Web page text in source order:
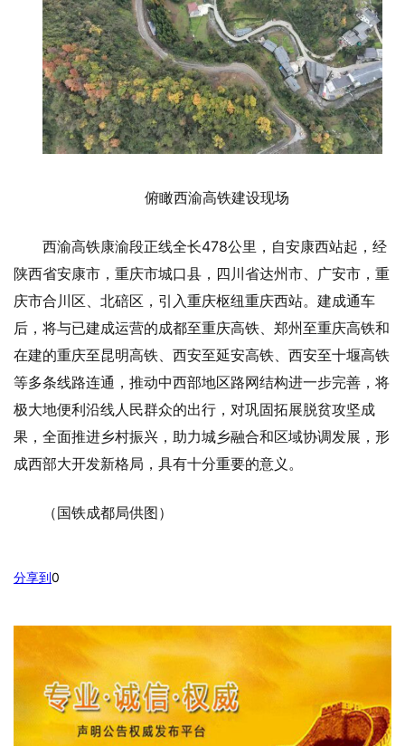
俯瞰西渝高铁建设现场
西渝高铁康渝段正线全长478公里，自安康西站起，经
陕西省安康市，重庆市城口县，四川省达州市、广安市，重
庆市合川区、北碚区，引入重庆枢纽重庆西站。建成通车
后，将与已建成运营的成都至重庆高铁、郑州至重庆高铁和
在建的重庆至昆明高铁、西安至延安高铁、西安至十堰高铁
等多条线路连通，推动中西部地区路网结构进一步完善，将
极大地便利沿线人民群众的出行，对巩固拓展脱贫攻坚成
果，全面推进乡村振兴，助力城乡融合和区域协调发展，形
成西部大开发新格局，具有十分重要的意义。
（国铁成都局供图）
分享到0